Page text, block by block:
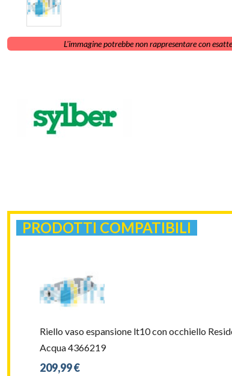
L'immagine potrebbe non rappresentare con
PRODOTTI COMPATIBILI
Riello vaso espansione lt10 con occhiello
Acqua 4366219
209,99 €